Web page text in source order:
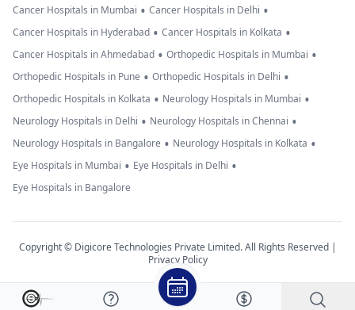
Cancer Hospitals in Mumbai • Cancer Hospitals in Delhi •
Cancer Hospitals in Hyderabad • Cancer Hospitals in Kolkata •
Cancer Hospitals in Ahmedabad • Orthopedic Hospitals in Mumbai •
Orthopedic Hospitals in Pune • Orthopedic Hospitals in Delhi •
Orthopedic Hospitals in Kolkata • Neurology Hospitals in Mumbai •
Neurology Hospitals in Delhi • Neurology Hospitals in Chennai •
Neurology Hospitals in Bangalore • Neurology Hospitals in Kolkata •
Eye Hospitals in Mumbai • Eye Hospitals in Delhi •
Eye Hospitals in Bangalore
Copyright © Digicore Technologies Private Limited. All Rights Reserved |
Privacy Policy